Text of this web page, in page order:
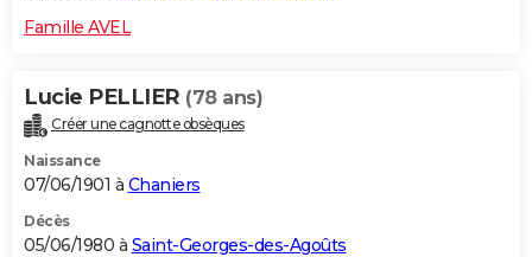
Famille AVEL
Lucie PELLIER (78 ans)
Créer une cagnotte obsèques
Naissance
07/06/1901 à Chaniers
Décès
05/06/1980 à Saint-Georges-des-Agoûts